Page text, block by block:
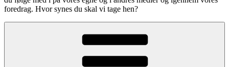
foredrag. Hvor synes du skal vi tage hen?